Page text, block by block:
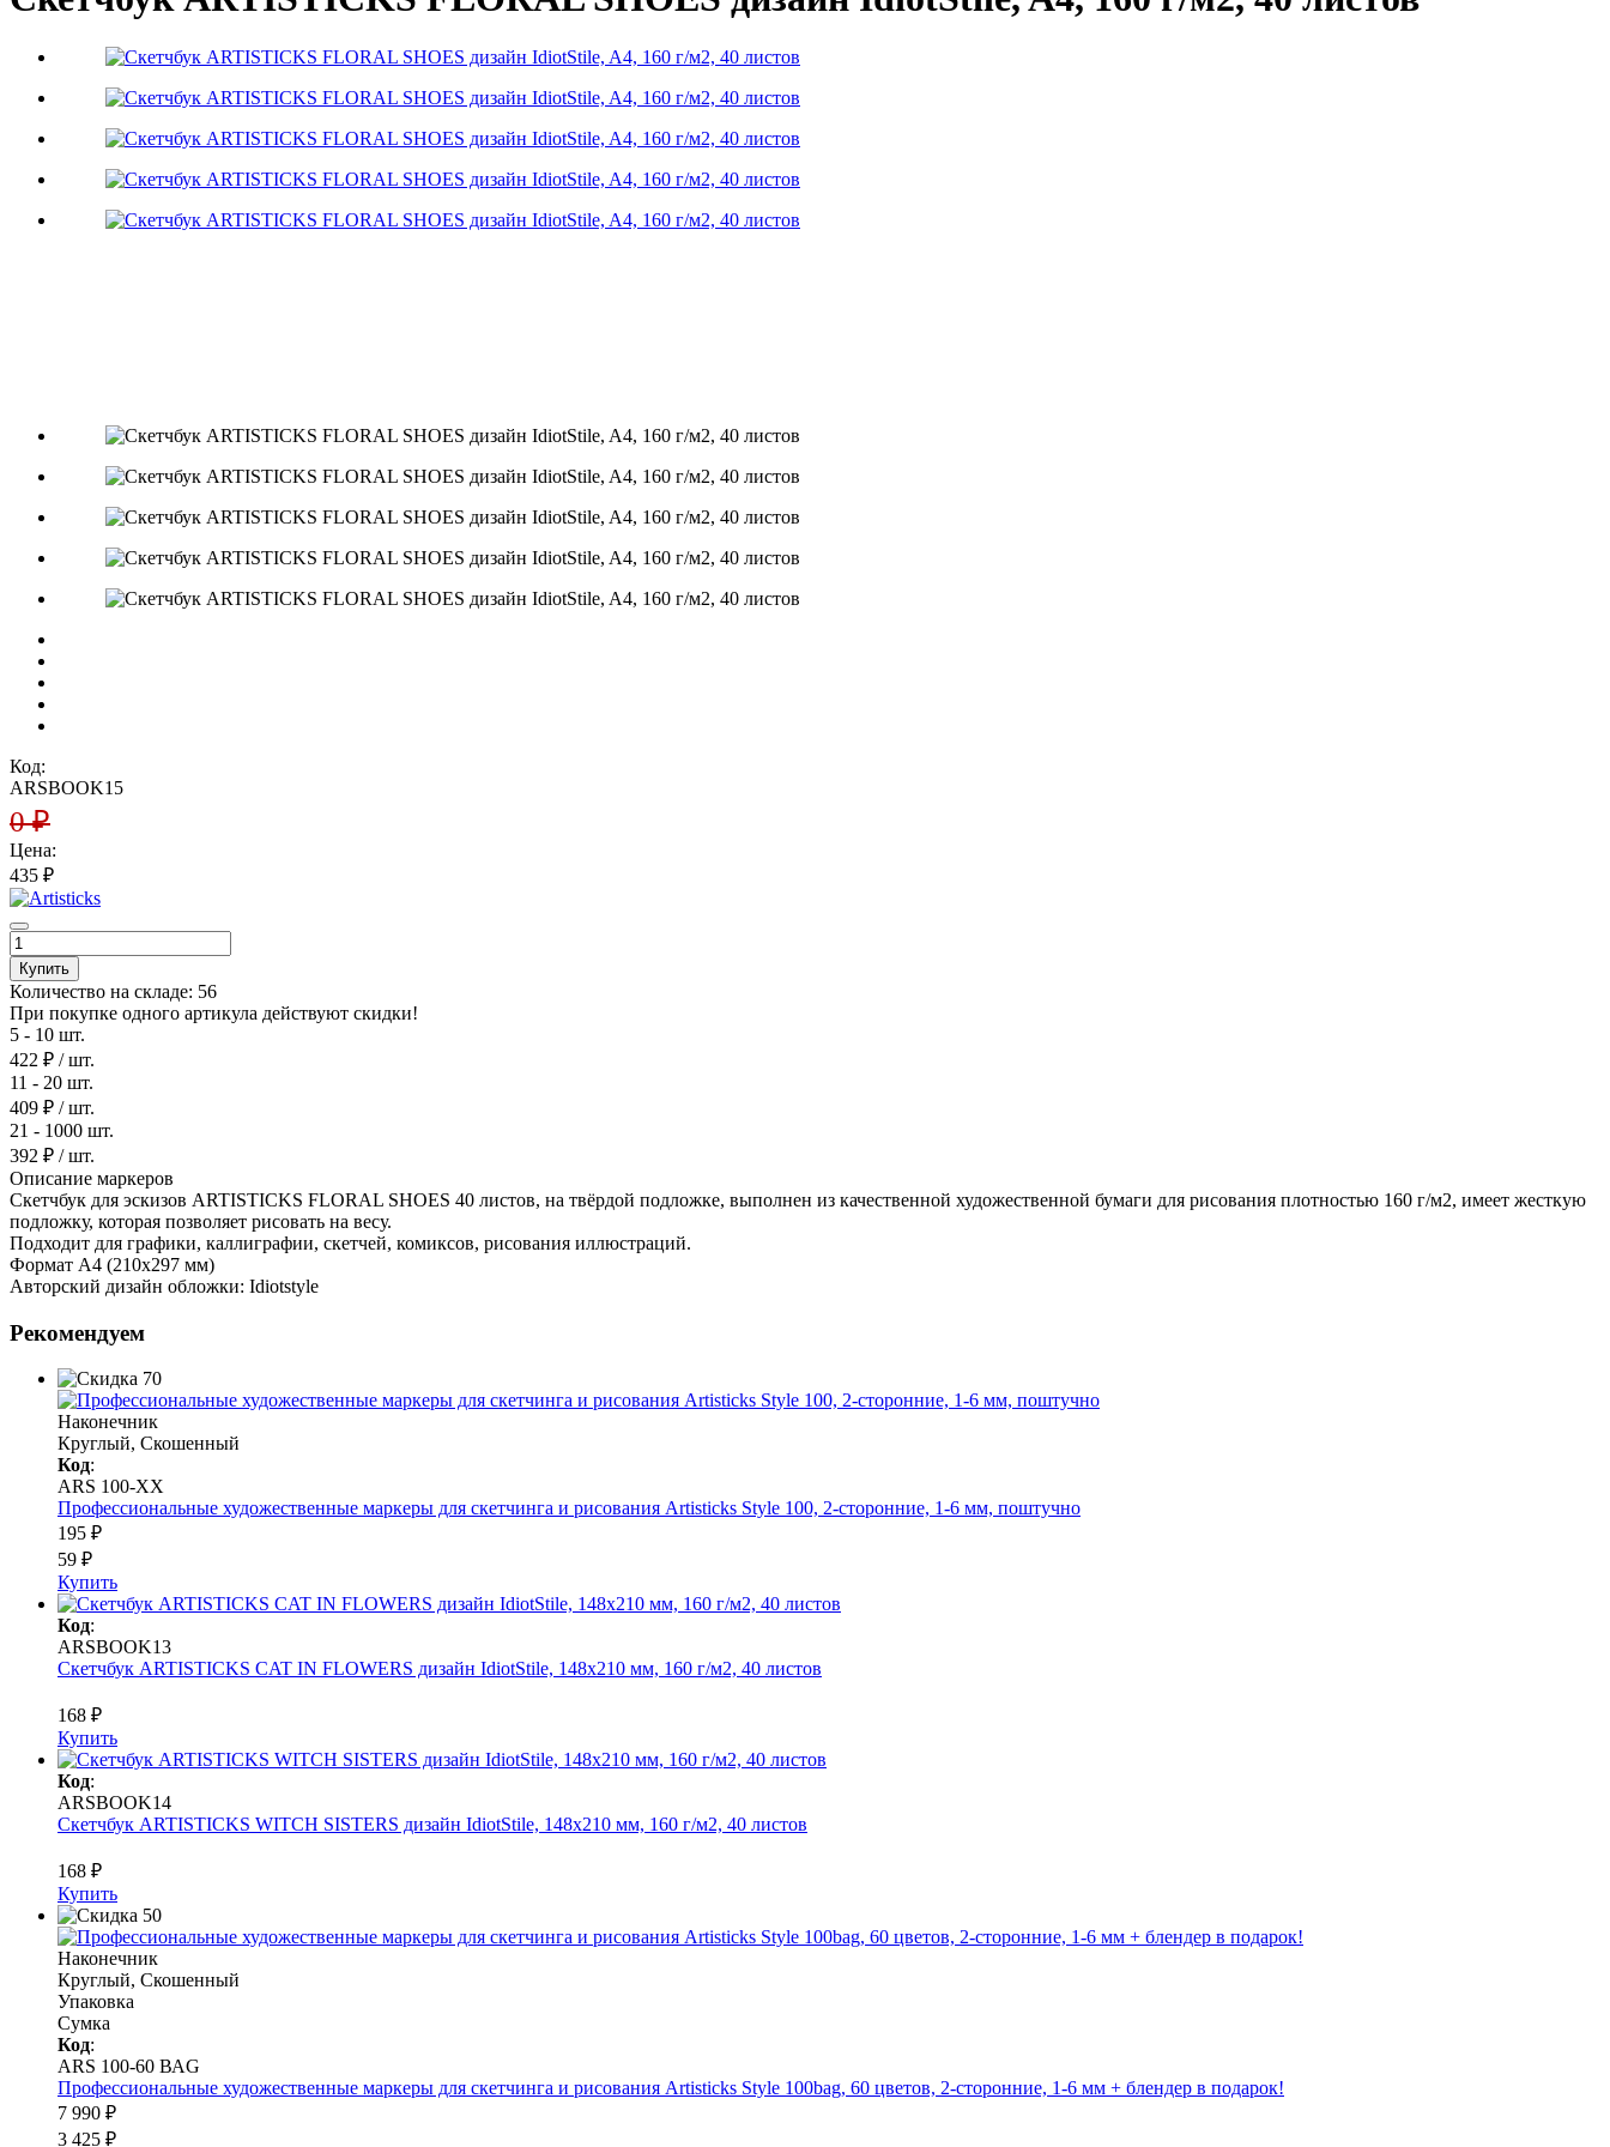
Код:
ARSBOOK15
0₽
Цена:
435 ₽
Купить
Количество на складе: 56
При покупке одного артикула действуют скидки!
5 - 10 шт.
422 ₽ / шт.
11 - 20 шт.
409 ₽ / шт.
21 - 1000 шт.
392 ₽ / шт.
Описание маркеров
Скетчбук для эскизов ARTISTICKS FLORAL SHOES 40 листов, на твёрдой подложке, выполнен из качественной художественной бумаги для рисования плотностью 160 г/м2, имеет жесткую
подложку, которая позволяет рисовать на весу.
Подходит для графики, каллиграфии, скетчей, комиксов, рисования иллюстраций.
Формат A4 (210х297 мм)
Авторский дизайн обложки: Idiotstyle
Рекомендуем
Наконечник
Круглый, Скошенный
Код:
ARS 100-XX
Профессиональные художественные маркеры для скетчинга и рисования Artisticks Style 100, 2-сторонние, 1-6 мм, поштучно
195 ₽
59 ₽
Купить
Код:
ARSBOOK13
Скетчбук ARTISTICKS CAT IN FLOWERS дизайн IdiotStile, 148х210 мм, 160 г/м2, 40 листов
168 ₽
Купить
Код:
ARSBOOK14
Скетчбук ARTISTICKS WITCH SISTERS дизайн IdiotStile, 148х210 мм, 160 г/м2, 40 листов
168 ₽
Купить
Наконечник
Круглый, Скошенный
Упаковка
Сумка
Код:
ARS 100-60 ВАG
Профессиональные художественные маркеры для скетчинга и рисования Artisticks Style 100bag, 60 цветов, 2-сторонние, 1-6 мм + блендер в подарок!
7 990 ₽
3 425 ₽